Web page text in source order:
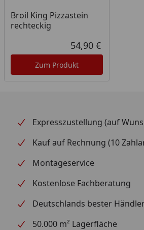
Broil King Pizzastein
rechteckig
Aktueller
54,90 €
Zum Produkt
Expresszustellung (auf
Kauf auf Rechnung (10
Montageservice
Kostenlose Fachberatung
Deutschlands bester
50.000 m² Lagerfläche